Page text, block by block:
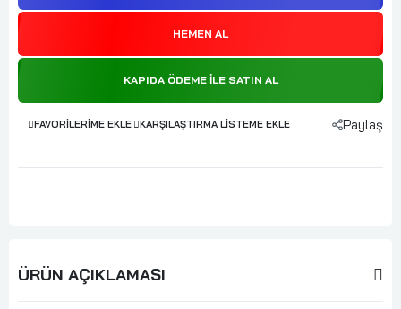
HEMEN AL
KAPIDA ÖDEME ILE SATIN AL
FAVORILERIME EKLE KARŞILAŞTIRMA LISTEME EKLE Paylaş
ÜRÜN AÇIKLAMASI